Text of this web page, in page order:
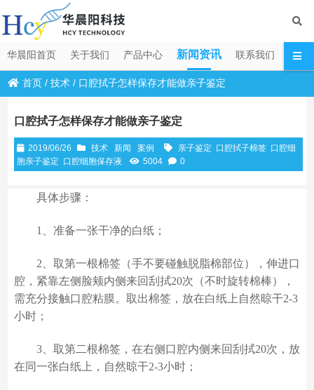
华晨阳首页 关于我们 产品中心 新闻资讯 联系我们
首页 /技术 / 口腔拭子怎样保存才能做亲子鉴定
口腔拭子怎样保存才能做亲子鉴定
2019/06/26 技术 新闻 案例 亲子鉴定 口腔拭子棉签 口腔细
胞亲子鉴定 口腔细胞保存液 5004 0
具体步骤：
1、准备一张干净的白纸；
2、取第一根棉签（手不要碰触脱脂棉部位），伸进口
腔，紧靠左侧脸颊内侧来回刮拭20次（不时旋转棉棒），
需充分接触口腔粘膜。取出棉签，放在白纸上自然晾干2-3
小时；
3、取第二根棉签，在右侧口腔内侧来回刮拭20次，放
在同一张白纸上，自然晾干2-3小时；